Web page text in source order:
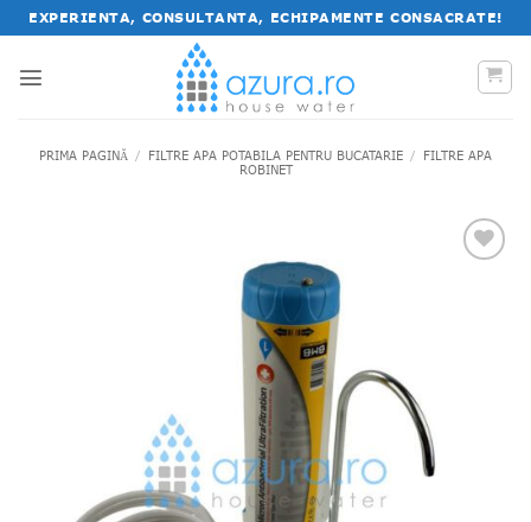
Salt
la
conținut
EXPERIENTA, CONSULTANTA, ECHIPAMENTE CONSACRATE!
PRIMA PAGINĂ / FILTRE APA POTABILA PENTRU BUCATARIE / FILTRE APA
ROBINET